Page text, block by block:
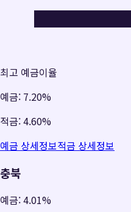
최고 예금이율
예금: 7.20%
적금:4.60%
예금 상세정보적금 상세정보
충북
예금:4.01%